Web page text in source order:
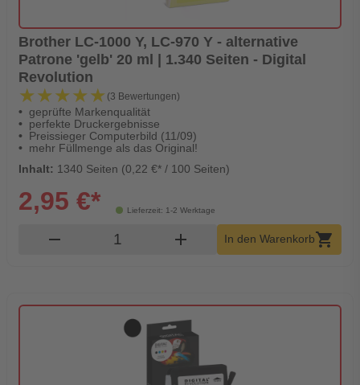
Brother LC-1000 Y, LC-970 Y - alternative
Patrone 'gelb' 20 ml | 1.340 Seiten - Digital
Revolution
★★★★★
★★★★★ (3 Bewertungen)
geprüfte Markenqualität
perfekte Druckergebnisse
Preissieger Computerbild (11/09)
mehr Füllmenge als das Original!
Inhalt: 1340 Seiten (0,22 €* / 100 Seiten)
Lieferzeit: 1-2 Werktage
2,95 €*
remove Produkt Warenkorb Menge
add In den Warenkorbshopping_cart